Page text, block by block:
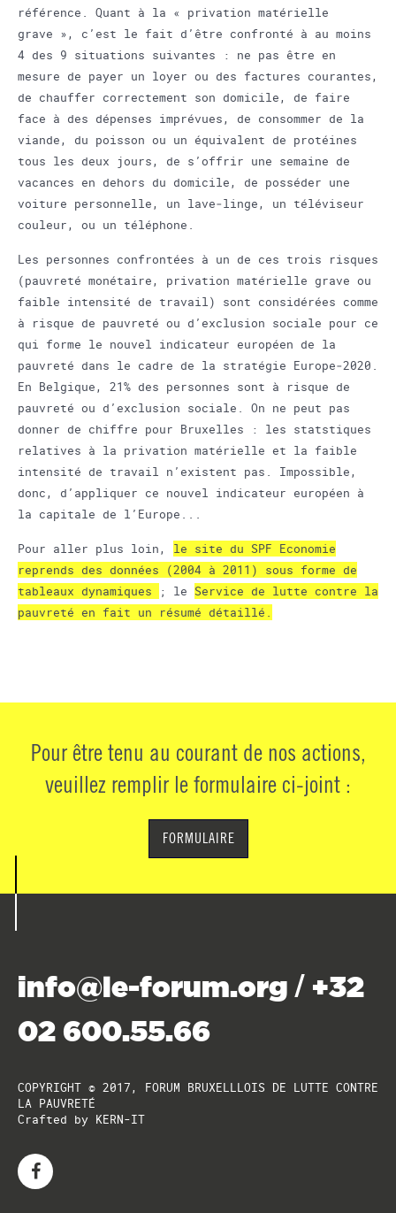
référence. Quant à la « privation matérielle
grave », c’est le fait d’être confronté à au moins
4 des 9 situations suivantes : ne pas être en
mesure de payer un loyer ou des factures courantes,
de chauffer correctement son domicile, de faire
face à des dépenses imprévues, de consommer de la
viande, du poisson ou un équivalent de protéines
tous les deux jours, de s’offrir une semaine de
vacances en dehors du domicile, de posséder une
voiture personnelle, un lave‐linge, un téléviseur
couleur, ou un téléphone.
Les personnes confrontées à un de ces trois risques
(pauvreté monétaire, privation matérielle grave ou
faible intensité de travail) sont considérées comme
à risque de pauvreté ou d’exclusion sociale pour ce
qui forme le nouvel indicateur européen de la
pauvreté dans le cadre de la stratégie Europe‐2020.
En Belgique, 21% des personnes sont à risque de
pauvreté ou d’exclusion sociale. On ne peut pas
donner de chiffre pour Bruxelles : les statstiques
relatives à la privation matérielle et la faible
intensité de travail n’existent pas. Impossible,
donc, d’appliquer ce nouvel indicateur européen à
la capitale de l’Europe...
Pour aller plus loin, le site du SPF Economie
reprends des données (2004 à 2011) sous forme de
tableaux dynamiques
; le Service de lutte contre la
pauvreté en fait un résumé détaillé.
Pour être tenu au courant de nos actions,
veuillez remplir le formulaire ci-joint :
FORMULAIRE
info@le-forum.org / +32
02 600.55.66
COPYRIGHT © 2017, FORUM BRUXELLLOIS DE LUTTE CONTRE
LA PAUVRETÉ
Crafted by KERN-IT